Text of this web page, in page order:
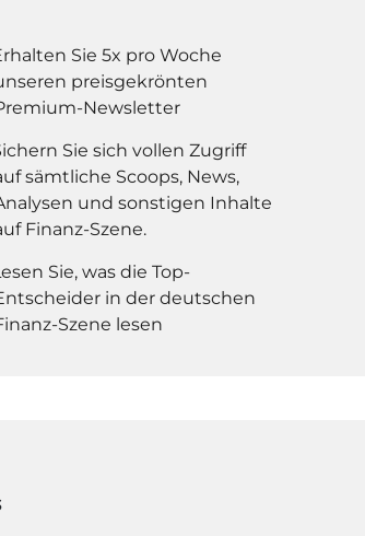
Sie 5x pro Woche
preisgekrönten
Newsletter
Sie sich vollen Zugriff
sämtliche Scoops, News,
und sonstigen Inhalte
Finanz-Szene.
Sie, was die Top-
in der deutschen
Szene lesen